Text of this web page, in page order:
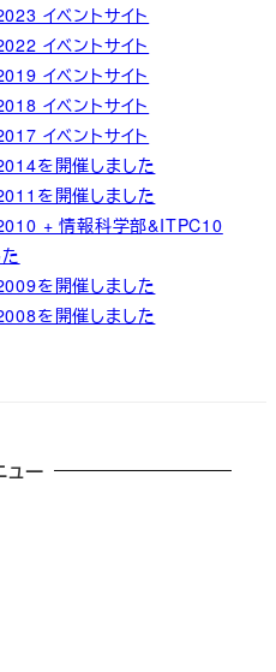
イベントサイト
イベントサイト
イベントサイト
イベントサイト
イベントサイト
を開催しました
を開催しました
+ 情報科学部&ITPC10
を開催しました
を開催しました
ュー